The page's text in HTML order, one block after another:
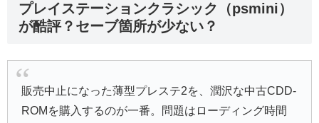
プレイステーションクラシック（psmini）
が酷評？セーブ箇所が少ない？
販売中止になった薄型プレステ2を、潤沢な中古CDD-
ROMを購入するのが一番。問題はローディング時間